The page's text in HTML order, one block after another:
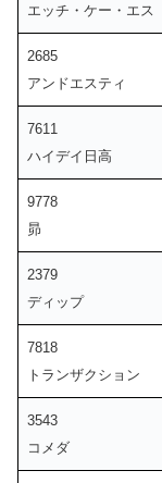
エッチ・ケー・エス
2685
アンドエスティ
7611
ハイデイ日高
9778
昴
2379
ディップ
7818
トランザクション
3543
コメダ